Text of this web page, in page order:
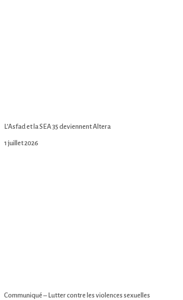
L’Asfad et la SEA 35 deviennent Altera
1 juillet 2026
Communiqué – Lutter contre les violences sexuelles